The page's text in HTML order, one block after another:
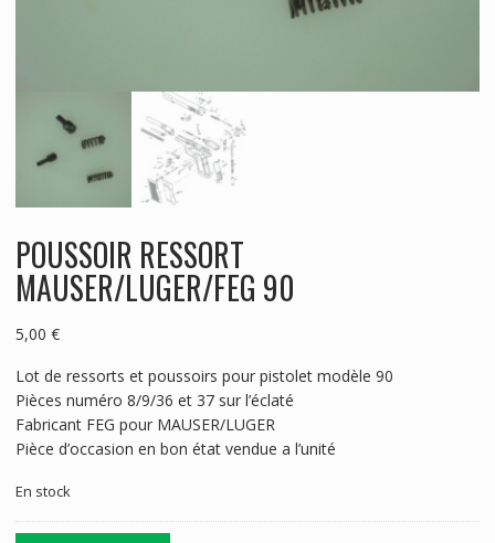
POUSSOIR RESSORT
MAUSER/LUGER/FEG 90
5,00 €
Lot de ressorts et poussoirs pour pistolet modèle 90
Pièces numéro 8/9/36 et 37 sur l’éclaté
Fabricant FEG pour MAUSER/LUGER
Pièce d’occasion en bon état vendue a l’unité
En stock